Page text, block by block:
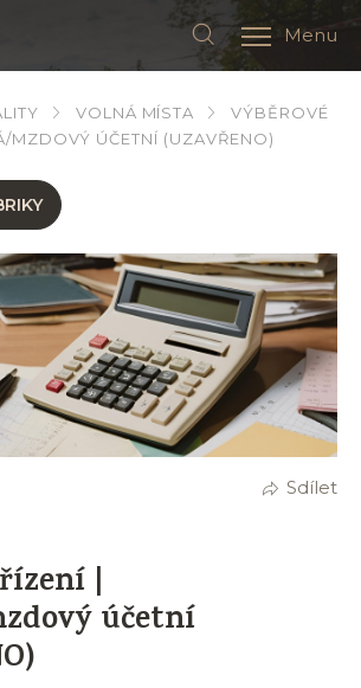
Menu
VOLNÁ MÍSTA
VÝBĚROVÉ
MZDOVÝ ÚČETNÍ (UZAVŘENO)
Sdílet
|
účetní